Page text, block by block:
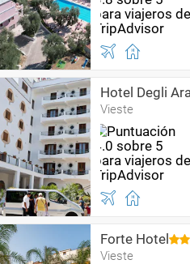
Hotel Degli
Vieste
Forte Hotel
Vieste